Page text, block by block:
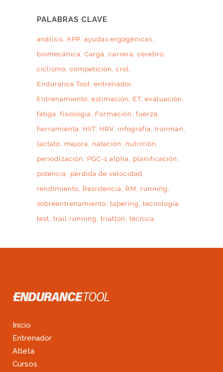
PALABRAS CLAVE
análisis APP ayudas ergogénicas
biomecánica Carga carrera cerebro
ciclismo competición
crol
Endurance Tool entrenador
Entrenamiento estimación ET evaluación
fatiga fisiología Formación
fuerza
herramienta
HIIT HRV infografía
Ironman
lactato
mejora natación
nutrición
periodización
PGC-1 alpha
planificación
potencia
pérdida de velocidad
rendimiento
Resistencia RM
running
sobreentrenamiento tapering
tecnología
test trail running triatlon técnica
Inicio
Entrenador
Atleta
Cursos